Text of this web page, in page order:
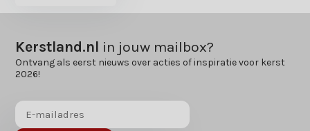
Kerstland.nl in jouw mailbox?
Ontvang als eerst nieuws over acties of inspiratie voor kerst
2026!